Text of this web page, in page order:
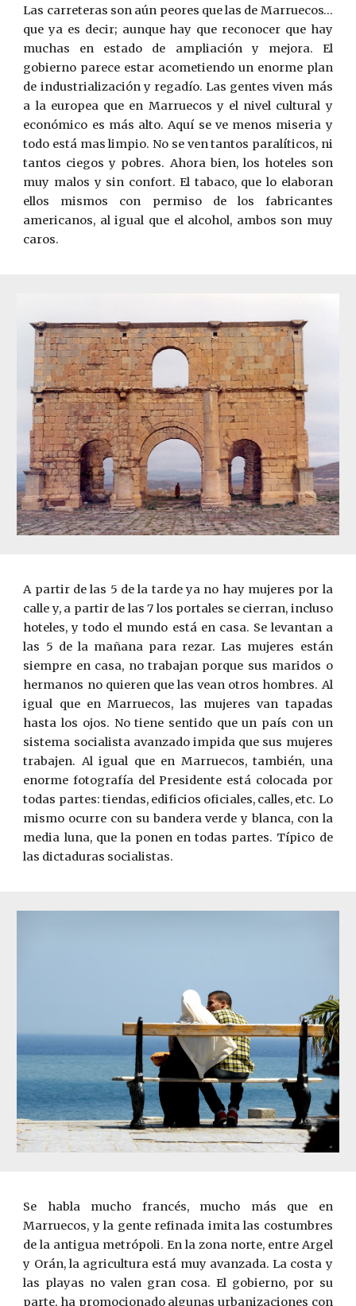
Las carreteras son aún peores que las de Marruecos…
que ya es decir; aunque hay que reconocer que hay
muchas en estado de ampliación y mejora. El
gobierno parece estar acometiendo un enorme plan
de industrialización y regadío. Las gentes viven más
a la europea que en Marruecos y el nivel cultural y
económico es más alto. Aquí se ve menos miseria y
todo está mas limpio. No se ven tantos paralíticos, ni
tantos ciegos y pobres. Ahora bien, los hoteles son
muy malos y sin confort. El tabaco, que lo elaboran
ellos mismos con permiso de los fabricantes
americanos, al igual que el alcohol, ambos son muy
caros.
A partir de las 5 de la tarde ya no hay mujeres por la
calle y, a partir de las 7 los portales se cierran, incluso
hoteles, y todo el mundo está en casa. Se levantan a
las 5 de la mañana para rezar. Las mujeres están
siempre en casa, no trabajan porque sus maridos o
hermanos no quieren que las vean otros hombres. Al
igual que en Marruecos, las mujeres van tapadas
hasta los ojos. No tiene sentido que un país con un
sistema socialista avanzado impida que sus mujeres
trabajen. Al igual que en Marruecos, también, una
enorme fotografía del Presidente está colocada por
todas partes: tiendas, edificios oficiales, calles, etc. Lo
mismo ocurre con su bandera verde y blanca, con la
media luna, que la ponen en todas partes. Típico de
las dictaduras socialistas.
Se habla mucho francés, mucho más que en
Marruecos, y la gente refinada imita las costumbres
de la antigua metrópoli. En la zona norte, entre Argel
y Orán, la agricultura está muy avanzada. La costa y
las playas no valen gran cosa. El gobierno, por su
parte, ha promocionado algunas urbanizaciones con